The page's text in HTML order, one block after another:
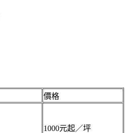
價格
1000元起／坪